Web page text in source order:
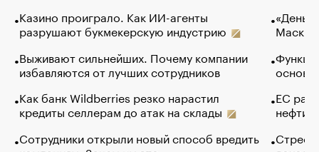
Казино проиграло. Как ИИ-агенты
разрушают букмекерскую индустрию
Выживают сильнейших. Почему компании
избавляются от лучших сотрудников
Как банк Wildberries резко нарастил
кредиты селлерам до атак на склады
Сотрудники открыли новый способ вредить
Маск в
основ
ЕС
нефти